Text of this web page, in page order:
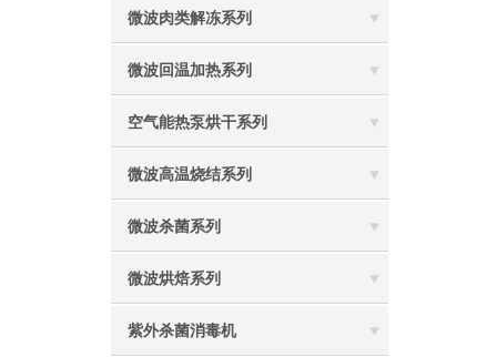
微波肉类解冻系列
微波回温加热系列
空气能热泵烘干系列
微波高温烧结系列
微波杀菌系列
微波烘焙系列
紫外杀菌消毒机